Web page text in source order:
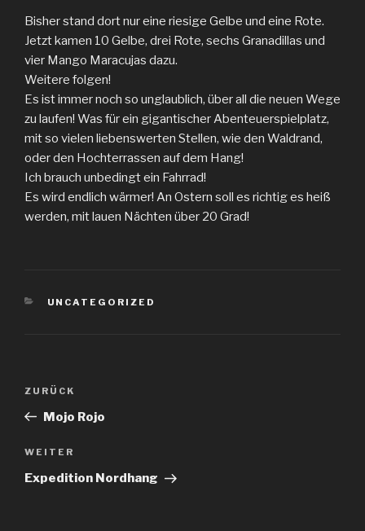
Bisher stand dort nur eine riesige Gelbe und eine Rote.
Jetzt kamen 10 Gelbe, drei Rote, sechs Granadillas und
vier Mango Maracujas dazu.
Weitere folgen!
Es ist immer noch so unglaublich, über all die neuen Wege
zu laufen! Was für ein gigantischer Abenteuerspielplatz,
mit so vielen liebenswerten Stellen, wie den Waldrand,
oder den Hochterrassen auf dem Hang!
Ich brauch unbedingt ein Fahrrad!
Es wird endlich wärmer! An Ostern soll es richtig es heiß
werden, mit lauen Nächten über 20 Grad!
KATEGORIEN
UNCATEGORIZED
Beitragsnavigation
Vorheriger
Beitrag
ZURÜCK
Mojo Rojo
Nächster
Beitrag
WEITER
Expedition Nordhang